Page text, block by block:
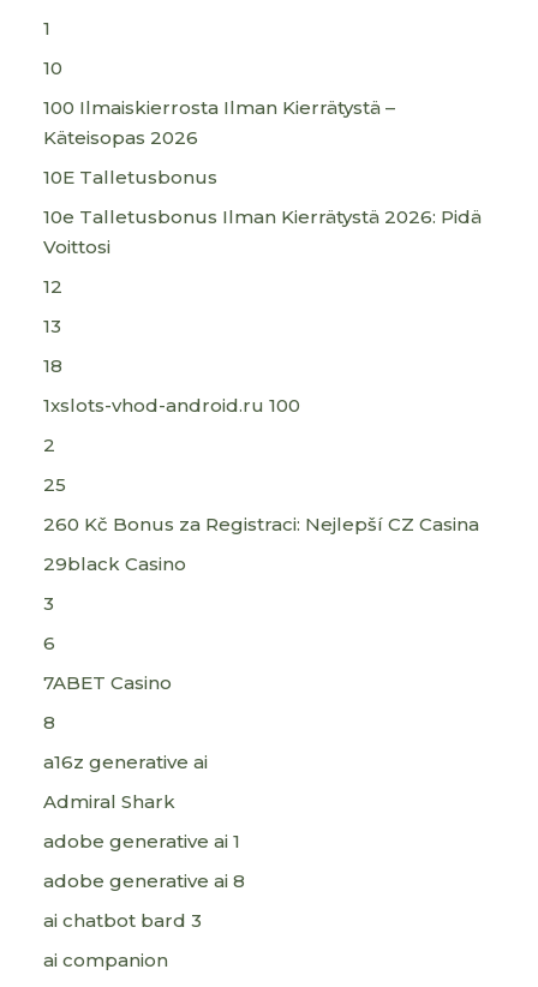
1
10
100 Ilmaiskierrosta Ilman Kierrätystä –
Käteisopas 2026
10E Talletusbonus
10e Talletusbonus Ilman Kierrätystä 2026: Pidä
Voittosi
12
13
18
1xslots-vhod-android.ru 100
2
25
260 Kč Bonus za Registraci: Nejlepší CZ Casina
29black Casino
3
6
7ABET Casino
8
a16z generative ai
Admiral Shark
adobe generative ai 1
adobe generative ai 8
ai chatbot bard 3
ai companion